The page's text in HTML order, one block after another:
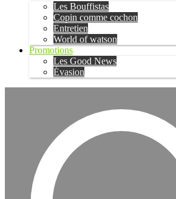
Les Bouffistas
Copin comme cochon
Entretien
World of watson
Promotions
Les Good News
Évasion